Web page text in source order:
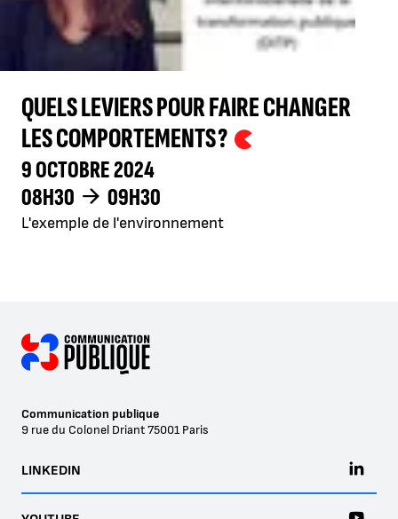
QUELS LEVIERS POUR FAIRE CHANGER
LES COMPORTEMENTS ?
9 OCTOBRE 2024
08H30
09H30
L'exemple de l'environnement
Communication publique
9 rue du Colonel Driant75001 Paris
LINKEDIN